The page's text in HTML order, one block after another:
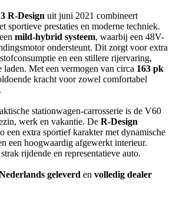
R-Design uit juni 2021 combineert
sportieve prestaties en moderne techniek.
mild-hybrid systeem, waarbij een 48V-
ondersteunt. Dit zorgt voor extra
en een stillere rijervaring,
laden. Met een vermogen van circa 163 pk
kracht voor zowel comfortabel
stationwagen-carrosserie is de V60
werk en vakantie. De R-Design
een extra sportief karakter met dynamische
een hoogwaardig afgewerkt interieur.
rijdende en representatieve auto.
geleverd en volledig dealer